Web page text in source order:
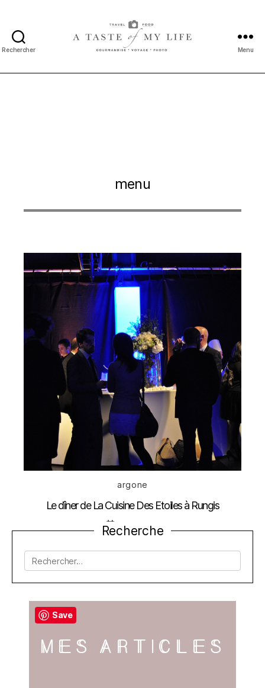
Rechercher
taste
Menu
menu
Catégories
argone
Le dîner de La Cuisine Des Etoiles à Rungis
Date
de
21 avril 2012
Recherche
Rechercher :
Save